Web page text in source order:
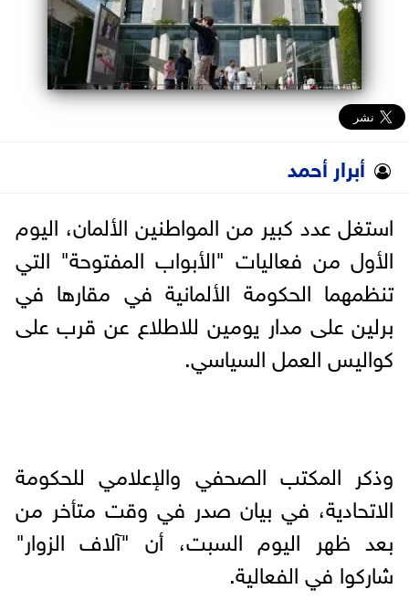
أبرار أحمد
استغل عدد كبير من المواطنين الألمان، اليوم
الأول من فعاليات "الأبواب المفتوحة" التي
تنظمهما الحكومة الألمانية في مقارها في
برلين على مدار يومين للاطلاع عن قرب على
كواليس العمل السياسي.
وذكر المكتب الصحفي والإعلامي للحكومة
الاتحادية، في بيان صدر في وقت متأخر من
بعد ظهر اليوم السبت، أن "آلاف الزوار"
شاركوا في الفعالية.